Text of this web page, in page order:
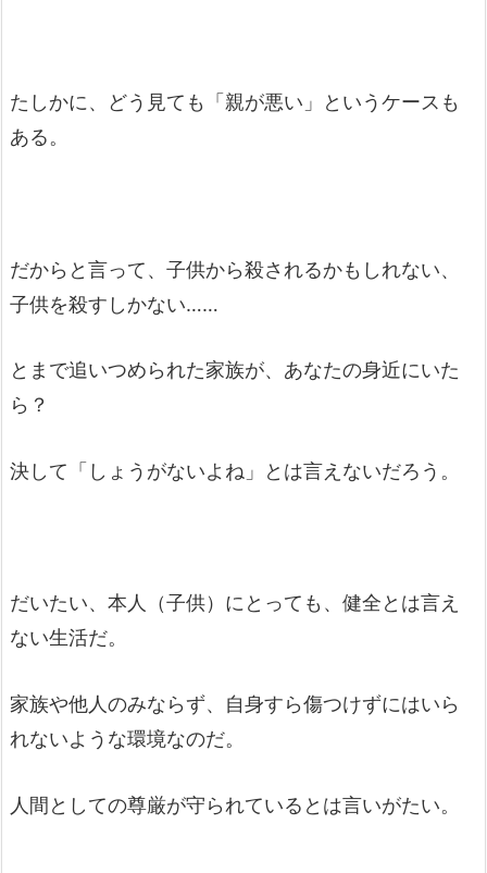
たしかに、どう見ても「親が悪い」というケースも
ある。
だからと言って、子供から殺されるかもしれない、
子供を殺すしかない……
とまで追いつめられた家族が、あなたの身近にいた
ら？
決して「しょうがないよね」とは言えないだろう。
だいたい、本人（子供）にとっても、健全とは言え
ない生活だ。
家族や他人のみならず、自身すら傷つけずにはいら
れないような環境なのだ。
人間としての尊厳が守られているとは言いがたい。